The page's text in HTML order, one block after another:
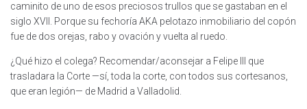
caminito de uno de esos preciosos trullos que se gastaban en el
siglo XVII. Porque su fechoría AKA pelotazo inmobiliario del copón
fue de dos orejas, rabo y ovación y vuelta al ruedo.
¿Qué hizo el colega? Recomendar/aconsejar a Felipe III que
trasladara la Corte —sí, toda la corte, con todos sus cortesanos,
que eran legión— de Madrid a Valladolid.